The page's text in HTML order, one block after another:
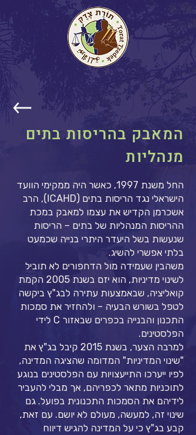
המאבק בהריסות בתים
מנהליות
החל משנת 1997, כאשר היה ממקימי הוועד
הישראלי נגד הריסות בתים (ICAHD), הרב
אשכרמן הקדיש את עצמו למאבק במכת
ההריסות המנהליות של בתים – הריסות
שנעשות בשל היעדר היתרי בנייה שכמעט
בלתי אפשרי להשיג.
משהבין שעמידה מול הדחפורים לא תוביל
לשינוי מדיניות, הוא יזם בשנת 2005 הקמת
קואליציה, שבאמצעות עתירה לבג"ץ ביקשה
לטפל בשורש הבעיה – ולהחזיר את סמכות
התכנון והבנייה בכפרים שבאזור C לידי
הפלסטינים.
למרבה הצער, בשנת 2015 קיבל בג"ץ את
"שינוי המדיניות" המדומה שהציגה המדינה,
לפיו ייערכו התייעצויות עם הפלסטינים בנוגע
לתוכניות מתאר לכפריהם, אך מבלי להעביר
לידיהם את הסמכות התכנונית בפועל. גם
שינוי זה, למעשה, מעולם לא יושם. עם זאת,
קבע בג"ץ כי על המדינה להגיש דיווח